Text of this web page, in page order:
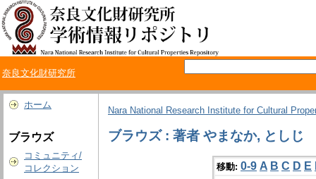
奈良文化財研究所
ホーム
ブラウズ
コミュニティ/
コレクション
Nara National Research Institute for Cultural
ブラウズ : 著者 やまなか, としじ
移動: 0-9 A B C D E